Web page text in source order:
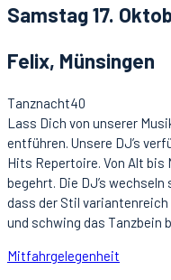
Samstag 17.
Felix, Münsingen
Tanznacht40
Lass Dich von unserer
entführen. Unsere DJ’s
Hits Repertoire. Von Alt bis
begehrt. Die DJ’s
dass der Stil
und schwing das Tanzbein
Mitfahrgelegenheit